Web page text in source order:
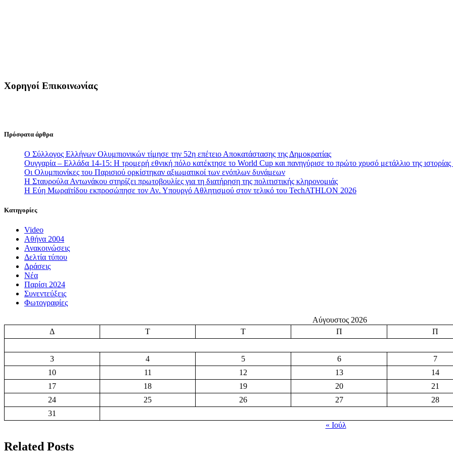
Χορηγοί Επικοινωνίας
Πρόσφατα άρθρα
Ο Σύλλογος Ελλήνων Ολυμπιονικών τίμησε την 52η επέτειο Αποκατάστασης της Δημοκρατίας
Ουγγαρία – Ελλάδα 14-15: Η τρομερή εθνική πόλο κατέκτησε το World Cup και πανηγύρισε το πρώτο χρυσό μετάλλιο της ιστορίας
Οι Ολυμπιονίκες του Παρισιού ορκίστηκαν αξιωματικοί των ενόπλων δυνάμεων
Η Σταυρούλα Αντωνάκου στηρίζει πρωτοβουλίες για τη διατήρηση της πολιτιστικής κληρονομιάς
Η Εύη Μωραϊτίδου εκπροσώπησε τον Αν. Υπουργό Αθλητισμού στον τελικό του TechATHLON 2026
Κατηγορίες
Video
Αθήνα 2004
Ανακοινώσεις
Δελτία τύπου
Δράσεις
Νέα
Παρίσι 2024
Συνεντεύξεις
Φωτογραφίες
Αύγουστος 2026
Δ
Τ Τ Π Π
3 4 5 6
7
10
11 12 13
14
17
18 19 20
21
24
25 26 27
28
31
« Ιούλ
Related Posts